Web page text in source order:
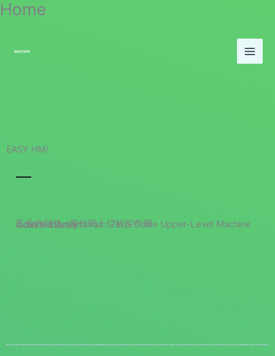
跳
Home
EASY HMI
工业自动化 · 零代码上位机控件库
Industrial Automation · Zero-Code Upper-Level Machine Control Library